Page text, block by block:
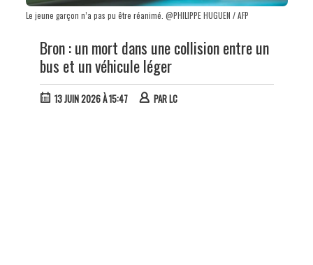
Le jeune garçon n’a pas pu être réanimé. @PHILIPPE HUGUEN / AFP
Bron : un mort dans une collision entre un
bus et un véhicule léger
13 JUIN 2026 À 15:47 PARLC